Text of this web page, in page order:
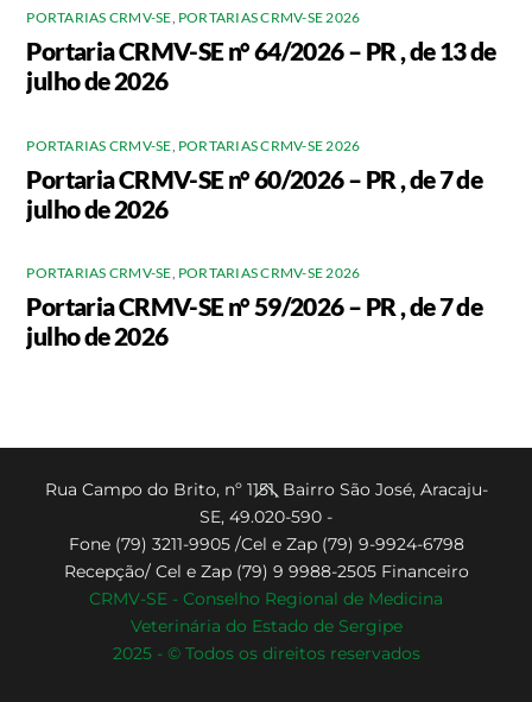
PORTARIAS CRMV-SE PORTARIAS CRMV-SE 2026
Portaria CRMV-SE n° 64/2026 – PR , de 13 de
julho de 2026
PORTARIAS CRMV-SE PORTARIAS CRMV-SE 2026
Portaria CRMV-SE n° 60/2026 – PR , de 7 de
julho de 2026
PORTARIAS CRMV-SE, PORTARIAS CRMV-SE 2026
Portaria CRMV-SE n° 59/2026 – PR , de 7 de
julho de 2026
Back
To
Top
Rua Campo do Brito, nº 1151, Bairro São José, Aracaju-
SE, 49.020-590 -
Fone (79) 3211-9905 /Cel e Zap (79) 9-9924-6798
Recepção/ Cel e Zap (79) 9 9988-2505 Financeiro
CRMV-SE - Conselho Regional de Medicina
Veterinária do Estado de Sergipe
2025 - © Todos os direitos reservados